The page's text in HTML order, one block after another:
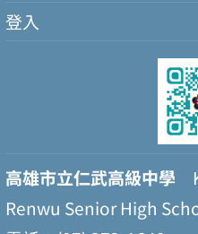
登入
高雄市立仁武高級中學
Renwu Senior High